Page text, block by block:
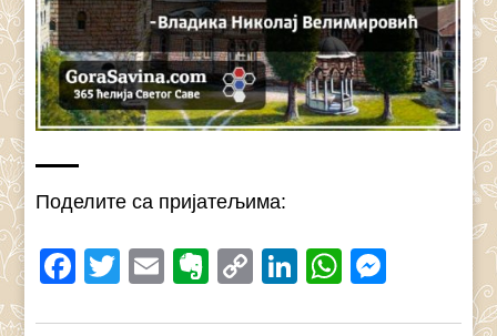
Поделите са пријатељима:
Facebook
Twitter
EmailEvernote
CopyLinkedIn